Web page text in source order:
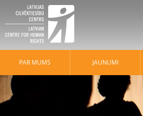
PAR MUMS JAUNUMI